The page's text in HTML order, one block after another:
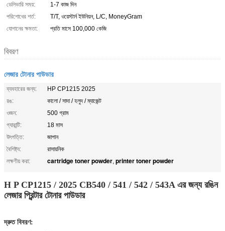
ডেলিভারি সময়:
1-7 কাজ দিন
পরিশোধের শর্ত:
T/T, ওয়েস্টার্ন ইউনিয়ন, L/C, MoneyGram
যোগানের ক্ষমতা:
প্রতি মাসে 100,000 কেজি
বিবরণ
লেজার টোনার পাউডার
ব্যবহারের জন্য:
HP CP1215 2025
রঙ:
কালো / সাদা / হলুদ / ম্যাজেন্ট
ওজন:
500 গ্রাম
গ্যারান্টি:
18 মাস
উৎপত্তি:
জাপান
বৈশিষ্ট্য:
রাসায়নিক
লক্ষণীয় করা:
cartridge toner powder, printer toner powder
H P CP1215 / 2025 CB540 / 541 / 542 / 543A এর জন্য রঙিন
লেজার প্রিন্টার টোনার পাউডার
দ্রুত বিবরণ: